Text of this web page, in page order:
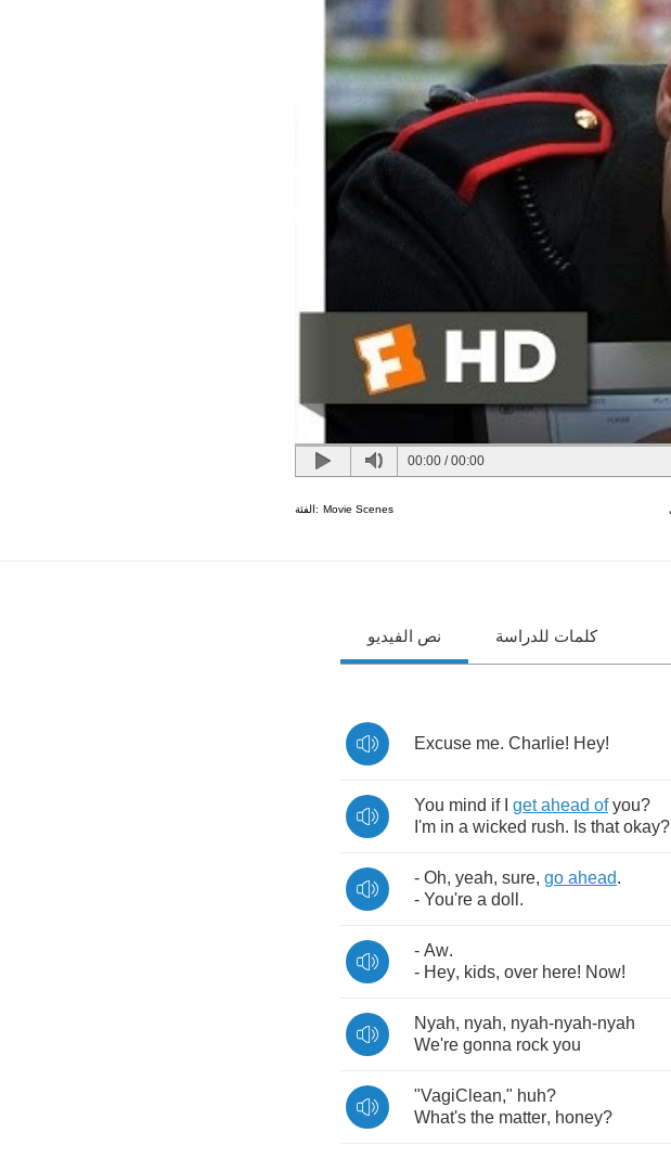
00:00 /00:00
الفئة: Movie Scenes
نص الفيديو كلمات للدراسة
Excuse me. Charlie! Hey!
You mind if get ahead of you?
I'm in a wicked rush. Is that okay?
- Oh, yeah, sure, go ahead.
- You're a doll .
- Aw.
- Hey, kids, over here! Now!
Nyah, nyah, nyah-nyah-nyah
We're gonna rock you
"VagiClean," huh?
What's the matter, honey?